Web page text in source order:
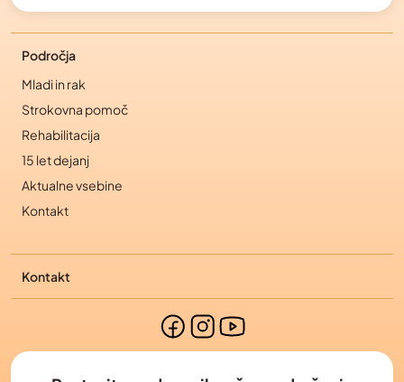
Področja
Mladi in rak
Strokovna pomoč
Rehabilitacija
15 let dejanj
Aktualne vsebine
Kontakt
Kontakt